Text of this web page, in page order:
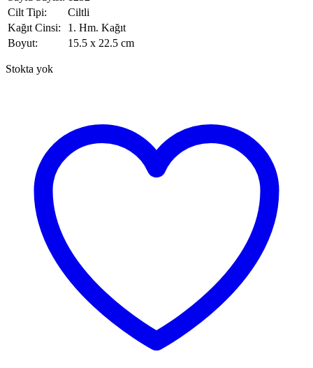
Cilt Tipi:
Ciltli
Kağıt Cinsi:
1. Hm. Kağıt
Boyut:
15.5 x 22.5 cm
Stokta yok